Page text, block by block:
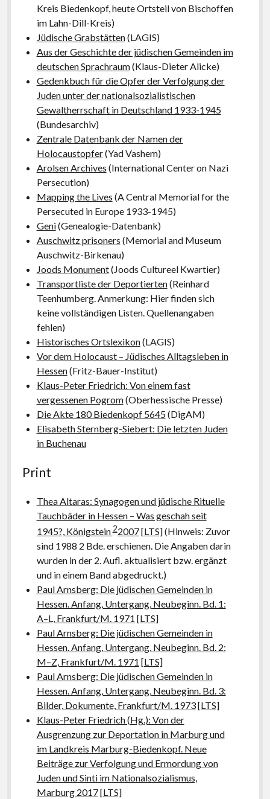
Kreis Biedenkopf, heute Ortsteil von Bischoffen
im Lahn-Dill-Kreis)
Jüdische Grabstätten(LAGIS)
Aus der Geschichte der jüdischen Gemeinden im
deutschen Sprachraum(Klaus-Dieter Alicke)
Gedenkbuch für die Opfer der Verfolgung der
Juden unter der nationalsozialistischen
Gewaltherrschaft in Deutschland 1933-1945
(Bundesarchiv)
Zentrale Datenbank der Namen der
Holocaustopfer(Yad Vashem)
Arolsen Archives (International Center on Nazi
Persecution)
Mapping the Lives (A Central Memorial for the
Persecuted in Europe 1933-1945)
Geni(Genealogie-Datenbank)
Auschwitz prisoners (Memorial and Museum
Auschwitz-Birkenau)
Joods Monument(Joods Cultureel Kwartier)
Transportliste der Deportierten(Reinhard
Teenhumberg. Anmerkung: Hier finden sich
keine vollständigen Listen. Quellenangaben
fehlen)
Historisches Ortslexikon(LAGIS)
Vor dem Holocaust – Jüdisches Alltagsleben in
Hessen(Fritz-Bauer-Institut)
Klaus-Peter Friedrich: Von einem fast
vergessenen Pogrom(Oberhessische Presse)
Die Akte 180 Biedenkopf 5645(DigAM)
Elisabeth Sternberg-Siebert: Die letzten Juden
in Buchenau
Print
Thea Altaras: Synagogen und jüdische Rituelle
Tauchbäder in Hessen – Was geschah seit
1945?, Königstein22007[LTS](Hinweis: Zuvor
sind 1988 2 Bde. erschienen. Die Angaben darin
wurden in der 2. Aufl. aktualisiert bzw. ergänzt
und in einem Band abgedruckt.)
Paul Arnsberg: Die jüdischen Gemeinden in
Hessen. Anfang, Untergang, Neubeginn. Bd. 1:
A–L, Frankfurt/M. 1971 [LTS]
Paul Arnsberg: Die jüdischen Gemeinden in
Hessen. Anfang, Untergang, Neubeginn. Bd. 2:
M–Z, Frankfurt/M. 1971 [LTS]
Paul Arnsberg: Die jüdischen Gemeinden in
Hessen. Anfang, Untergang, Neubeginn. Bd. 3:
Bilder, Dokumente, Frankfurt/M. 1973[LTS]
Klaus-Peter Friedrich (Hg.): Von der
Ausgrenzung zur Deportation in Marburg und
im Landkreis Marburg-Biedenkopf. Neue
Beiträge zur Verfolgung und Ermordung von
Juden und Sinti im Nationalsozialismus,
Marburg 2017[LTS]